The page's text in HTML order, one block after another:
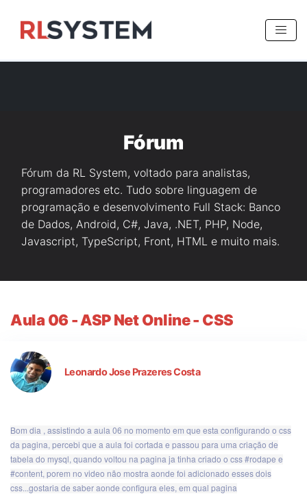
Fórum
Fórum da RL System, voltado para analistas,
programadores etc. Tudo sobre linguagem de
programação e desenvolvimento Full Stack: Banco
de Dados, Android, C#, Java, .NET, PHP, Node,
Javascript, TypeScript, Front, HTML e muito mais.
Aula 06 - ASP Net Online - CSS
Leonardo Jose Prazeres Costa
Bom dia , assistindo a aula 06 no momento em que esta configurando o css
da pagina, percebi que a aula foi cortada e passou para uma criação de
tabela do mysql, quando voltou na pagina ja tinha criado o css #rodape e
#content, porem no video não mostra aonde foi adicionado esses dois
css...gostaria de saber aonde configura eles, em qual pagina